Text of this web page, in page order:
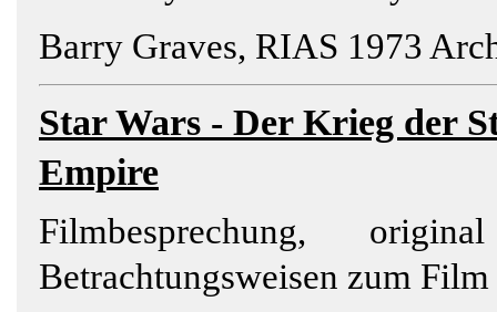
Barry Graves, RIAS 1973
StarWars - Der Krieg der
Empire
Filmbesprechung,
Betrachtungsweisen zum